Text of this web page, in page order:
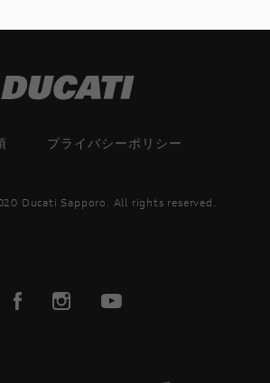
プライバシーポリシー
Ducati Sapporo. All rights reserved.